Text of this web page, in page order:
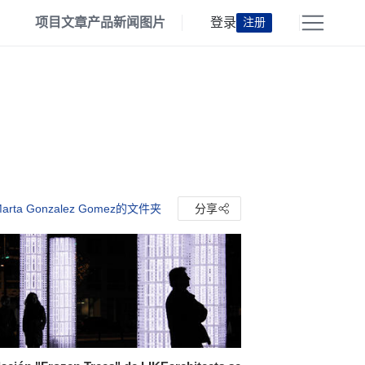
项目文章产品新闻 图片 登录 注册
Gonzalez Gomez的文件夹 分享